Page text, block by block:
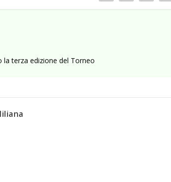
la terza edizione del Torneo
liliana